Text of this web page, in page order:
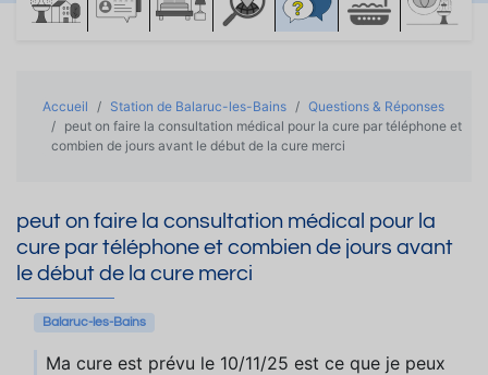
Accueil Station de Balaruc-les-Bains
Questions & Réponses
peut on faire la consultation médical pour la cure par téléphone et
combien de jours avant le début de la cure merci
peut on faire la consultation médical pour la
cure par téléphone et combien de jours avant
le début de la cure merci
Balaruc-les-Bains
Ma cure est prévu le 10/11/25 est ce que je peux